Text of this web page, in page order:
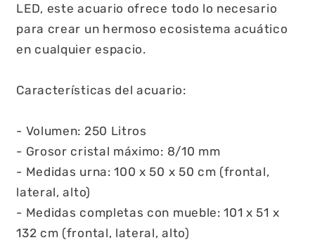
LED, este acuario ofrece todo lo necesario
para crear un hermoso ecosistema acuático
en cualquier espacio.
Características del acuario:
- Volumen: 250 Litros
- Grosor cristal máximo: 8/10 mm
- Medidas urna: 100 x 50 x 50 cm (frontal,
lateral, alto)
- Medidas completas con mueble: 101 x 51 x
132 cm (frontal, lateral, alto)